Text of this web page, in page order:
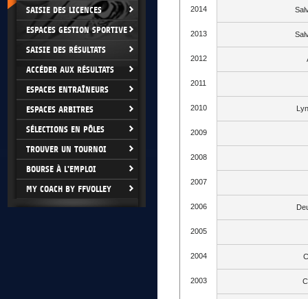
SAISIE DES LICENCES
ESPACES GESTION SPORTIVE
SAISIE DES RÉSULTATS
ACCÉDER AUX RÉSULTATS
ESPACES ENTRAÎNEURS
ESPACES ARBITRES
SÉLECTIONS EN PÔLES
TROUVER UN TOURNOI
BOURSE À L'EMPLOI
MY COACH BY FFVOLLEY
2014
2013
2012
2011
2010
2009
2008
2007
2006
2005
2004
2003